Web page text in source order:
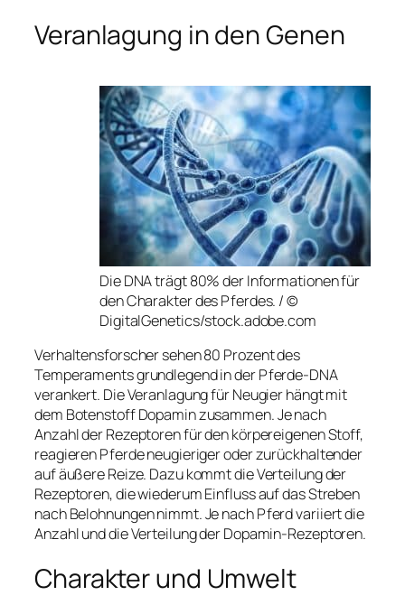
Veranlagung in den Genen
Die DNA trägt 80% der Informationen für
den Charakter des Pferdes. / ©
DigitalGenetics/stock.adobe.com
Verhaltensforscher sehen 80 Prozent des
Temperaments grundlegend in der Pferde-DNA
verankert. Die Veranlagung für Neugier hängt mit
dem Botenstoff Dopamin zusammen. Je nach
Anzahl der Rezeptoren für den körpereigenen Stoff,
reagieren Pferde neugieriger oder zurückhaltender
auf äußere Reize. Dazu kommt die Verteilung der
Rezeptoren, die wiederum Einfluss auf das Streben
nach Belohnungen nimmt. Je nach Pferd variiert die
Anzahl und die Verteilung der Dopamin-Rezeptoren.
Charakter und Umwelt